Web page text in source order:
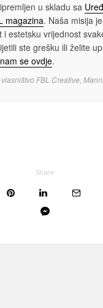
u skladu sa
magazina. Naša misija
i estetsku vrijednost
ste grešku ili želite
se ovdje.
FBL Creative,
Share